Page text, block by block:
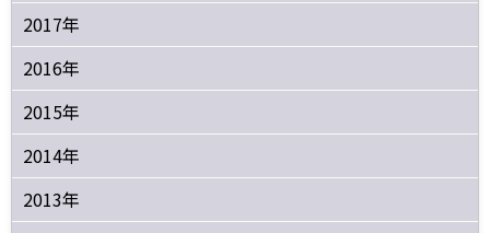
2017年
2016年
2015年
2014年
2013年